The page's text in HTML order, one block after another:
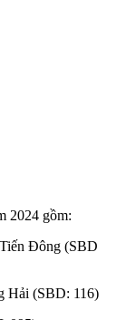
2024 gồm:
Đông (SBD
Hải (SBD: 116)